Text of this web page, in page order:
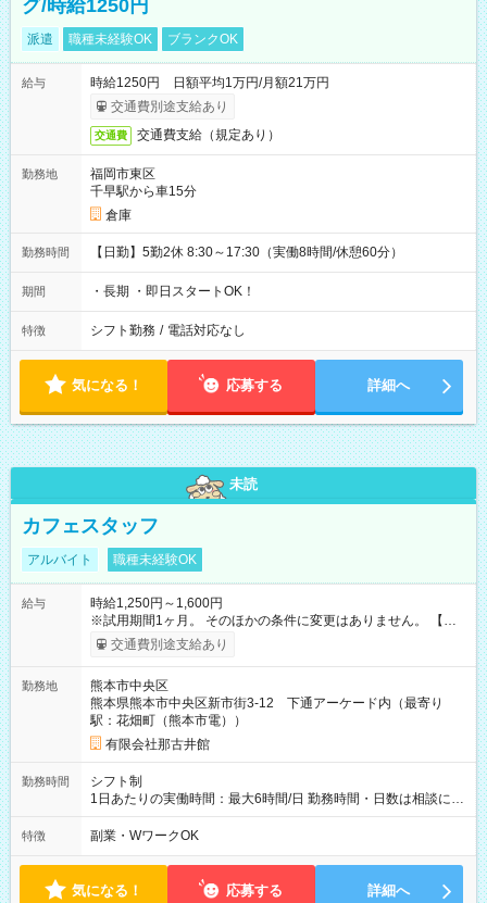
グ/時給1250円
派遣 職種未経験OK ブランクOK
給与
時給1250円 日額平均1万円/月額21万円
交通費別途支給あり
交通費 交通費支給（規定あり）
勤務地
福岡市東区
千早駅から車15分
倉庫
勤務時間 【日勤】5勤2休 8:30～17:30（実働8時間/休憩60分）
期間 ・長期 ・即日スタートOK！
特徴 シフト勤務 / 電話対応なし
気になる！ 応募する 詳細へ
未読
カフェスタッフ
アルバイト 職種未経験OK
給与
時給1,250円～1,600円
※試用期間1ヶ月。 そのほかの条件に変更はありません。 【試
用期間】試用期間あり 試用期間の長さ：1ヶ月 雇用形態、給与
は本採用時と同じです。
交通費別途支給あり
勤務地
熊本市中央区
熊本県熊本市中央区新市街3-12 下通アーケード内（最寄り
駅：花畑町（熊本市電））
有限会社那古井館
勤務時間
シフト制
1日あたりの実働時間：最大6時間/日 勤務時間・日数は相談に応
じます。 ★土日が入れる方を募集しています！
特徴 副業・WワークOK
気になる！ 応募する 詳細へ